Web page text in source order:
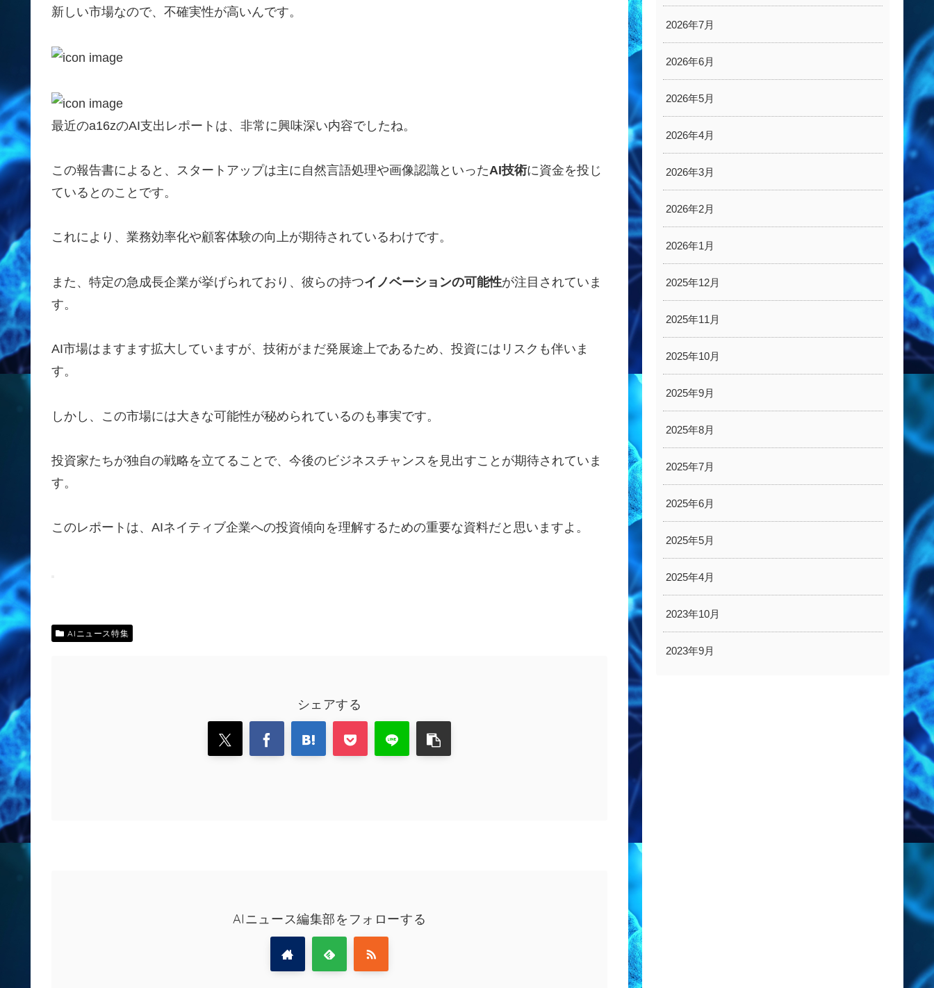
新しい市場なので、不確実性が高いんです。
最近のa16zのAI支出レポートは、非常に興味深い内容でしたね。
この報告書によると、スタートアップは主に自然言語処理や画像認識といったAI技術に資金を投じ
ているとのことです。
これにより、業務効率化や顧客体験の向上が期待されているわけです。
また、特定の急成長企業が挙げられており、彼らの持つイノベーションの可能性が注目されていま
す。
AI市場はますます拡大していますが、技術がまだ発展途上であるため、投資にはリスクも伴いま
す。
しかし、この市場には大きな可能性が秘められているのも事実です。
投資家たちが独自の戦略を立てることで、今後のビジネスチャンスを見出すことが期待されていま
す。
このレポートは、AIネイティブ企業への投資傾向を理解するための重要な資料だと思いますよ。
AIニュース特集
シェアする
AIニュース編集部をフォローする
2026年7月
2026年6月
2026年5月
2026年4月
2026年3月
2026年2月
2026年1月
2025年12月
2025年11月
2025年10月
2025年9月
2025年8月
2025年7月
2025年6月
2025年5月
2025年4月
2023年10月
2023年9月